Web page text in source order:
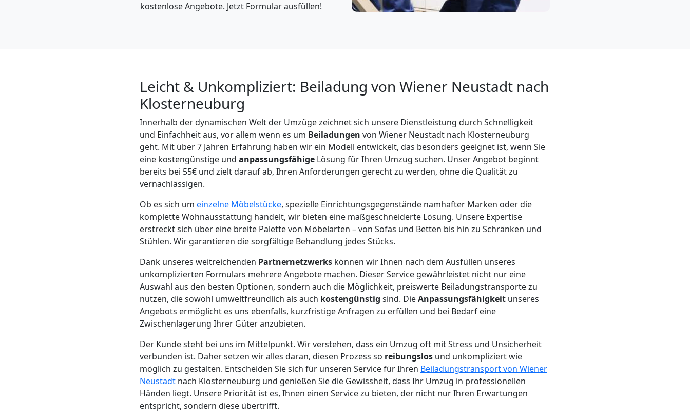
kostenlose Angebote. Jetzt Formular ausfüllen!
Leicht & Unkompliziert: Beiladung von Wiener Neustadt nach
Klosterneuburg
Innerhalb der dynamischen Welt der Umzüge zeichnet sich unsere Dienstleistung durch Schnelligkeit
und Einfachheit aus, vor allem wenn es um Beiladungen von Wiener Neustadt nach Klosterneuburg
geht. Mit über 7 Jahren Erfahrung haben wir ein Modell entwickelt, das besonders geeignet ist, wenn Sie
eine kostengünstige und anpassungsfähige Lösung für Ihren Umzug suchen. Unser Angebot beginnt
bereits bei 55€ und zielt darauf ab, Ihren Anforderungen gerecht zu werden, ohne die Qualität zu
vernachlässigen.
Ob es sich um einzelne Möbelstücke, spezielle Einrichtungsgegenstände namhafter Marken oder die
komplette Wohnausstattung handelt, wir bieten eine maßgeschneiderte Lösung. Unsere Expertise
erstreckt sich über eine breite Palette von Möbelarten – von Sofas und Betten bis hin zu Schränken und
Stühlen. Wir garantieren die sorgfältige Behandlung jedes Stücks.
Dank unseres weitreichenden Partnernetzwerks können wir Ihnen nach dem Ausfüllen unseres
unkomplizierten Formulars mehrere Angebote machen. Dieser Service gewährleistet nicht nur eine
Auswahl aus den besten Optionen, sondern auch die Möglichkeit, preiswerte Beiladungstransporte zu
nutzen, die sowohl umweltfreundlich als auch kostengünstig sind. DieAnpassungsfähigkeit unseres
Angebots ermöglicht es uns ebenfalls, kurzfristige Anfragen zu erfüllen und bei Bedarf eine
Zwischenlagerung Ihrer Güter anzubieten.
Der Kunde steht bei uns im Mittelpunkt. Wir verstehen, dass ein Umzug oft mit Stress und Unsicherheit
verbunden ist. Daher setzen wir alles daran, diesen Prozess so reibungslos und unkompliziert wie
möglich zu gestalten. Entscheiden Sie sich für unseren Service für Ihren Beiladungstransport von Wiener
Neustadt nach Klosterneuburg und genießen Sie die Gewissheit, dass Ihr Umzug in professionellen
Händen liegt. Unsere Priorität ist es, Ihnen einen Service zu bieten, der nicht nur Ihren Erwartungen
entspricht, sondern diese übertrifft.